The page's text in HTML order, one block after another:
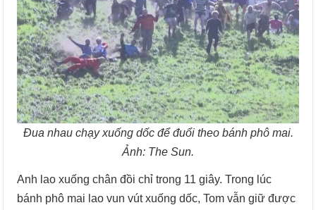
Đua nhau chạy xuống dốc để đuổi theo bánh phô mai.
Ảnh: The Sun.
Anh lao xuống chân đồi chỉ trong 11 giây. Trong lúc
bánh phô mai lao vun vút xuống dốc, Tom vẫn giữ được